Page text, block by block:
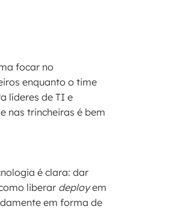
focar no
enquanto o time
líderes de TI e
nas trincheiras é bem
é clara: dar
liberar deployem
em forma de